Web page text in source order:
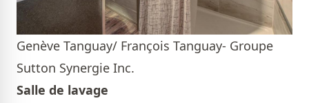
Genève Tanguay/ François Tanguay- Groupe
Sutton Synergie Inc.
Salle de lavage